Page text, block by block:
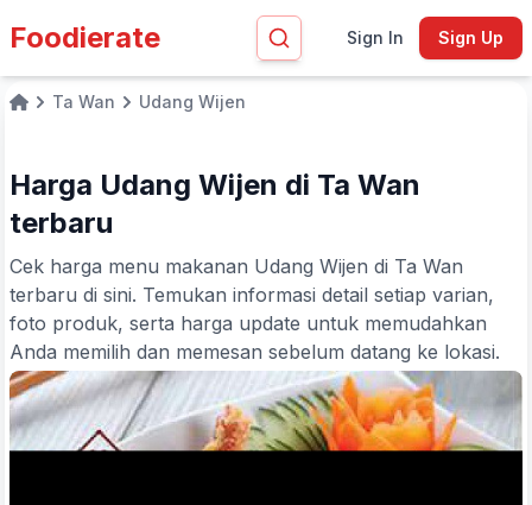
Foodierate Sign In Sign Up
Home Ta Wan Udang Wijen
Harga Udang Wijen di Ta Wan
terbaru
Cek harga menu makanan Udang Wijen di Ta Wan
terbaru di sini. Temukan informasi detail setiap varian,
foto produk, serta harga update untuk memudahkan
Anda memilih dan memesan sebelum datang ke lokasi.